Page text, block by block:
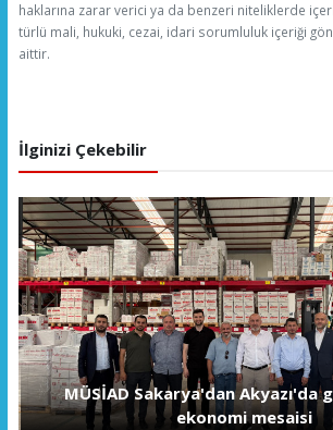
haklarına zarar verici ya da benzeri niteliklerde
türlü mali, hukuki, cezai, idari sorumluluk içeriği
aittir.
İlginizi Çekebilir
MÜSİAD Sakarya'dan Akyazı'da
ekonomi mesaisi